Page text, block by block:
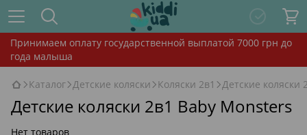
Принимаем оплату государственной выплатой 7000 грн до
года малыша
Каталог Детские коляски Коляски 2в1 Детские коляски
Детские коляски 2в1 Baby Monsters
Нет товаров